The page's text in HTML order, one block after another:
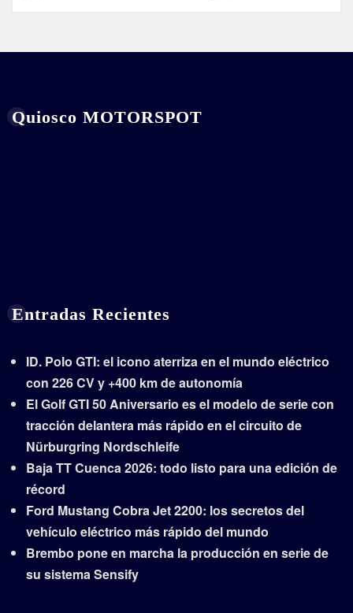
Quiosco MOTORSPOT
Entradas Recientes
ID. Polo GTI: el icono aterriza en el mundo eléctrico
con 226 CV y +400 km de autonomía
El Golf GTI 50 Aniversario es el modelo de serie con
tracción delantera más rápido en el circuito de
Nürburgring Nordschleife
Baja TT Cuenca 2026: todo listo para una edición de
récord
Ford Mustang Cobra Jet 2200: los secretos del
vehículo eléctrico más rápido del mundo
Brembo pone en marcha la producción en serie de
su sistema Sensify